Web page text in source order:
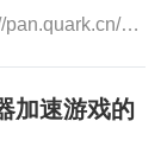
s/2
加速游戏的